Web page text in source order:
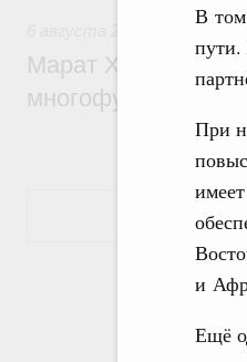
В том
пути.
При
и
Ещё
Марат Хуснуллин: